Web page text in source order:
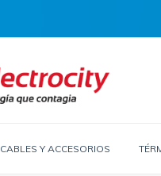
CABLES Y ACCESORIOS